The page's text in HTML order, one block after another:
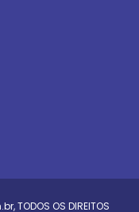
, TODOS OS DIREITOS